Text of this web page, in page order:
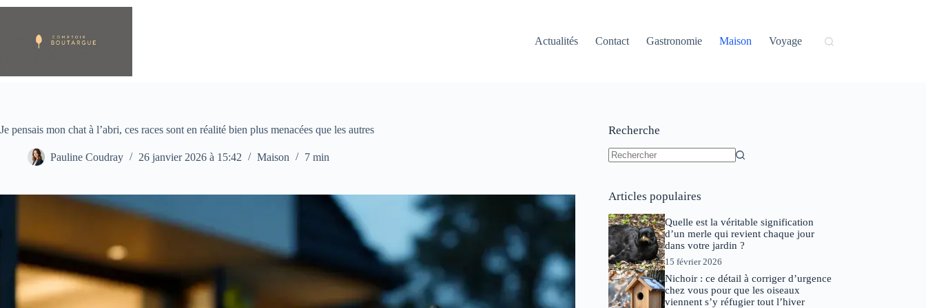
Passer
Actualités
Contact Gastronomie Maison Voyage
Je pensais mon chat à l’abri, ces races sont en réalité bien plus menacées que les autres
Pauline Coudray 26 janvier 2026 à 15:42 Maison 7 min
Recherche
Articles populaires
Quelle est la véritable signification
d’un merle qui revient chaque jour
dans votre jardin ?
15 février 2026
Nichoir : ce détail à corriger d’urgence
chez vous pour que les oiseaux
viennent s’y réfugier tout l’hiver